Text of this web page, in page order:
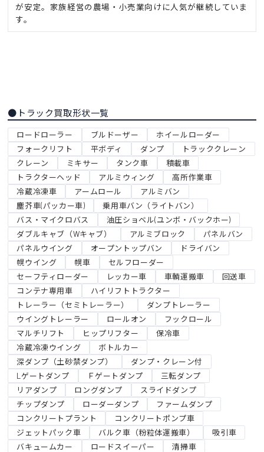
が安定。家族経営の農場・小売業向けに人気が継続していま
す。
●トラック買取形状一覧
ロードローラー ブルドーザー
ホイールローダー
フォークリフト
平ボディ ダンプ
トラッククレーン
クレーン
ミキサー タンク車
積載車
トラクターヘッド
アルミウィング
高所作業車
冷蔵冷凍車
アームロール
アルミバン
塵芥車(パッカー車)
乗用車バン（ライトバン）
バス・マイクロバス
油圧ショベル(ユンボ・バックホー)
ダブルキャブ（Wキャブ）
アルミブロック
パネルバン
パネルウイング
オープントップバン
ドライバン
幌ウイング
幌車
セルフローダー
セーフティローダー
レッカー車 車輌運搬車
回送車
コンテナ専用車
ハイリフトトラクター
トレーラー（セミトレーラー）
ダンプトレーラー
ウイングトレーラー
ロールオン
フックロール
マルチリフト
ヒップリフター
保冷車
冷蔵冷凍ウイング
ボトルカー
深ダンプ（土砂禁ダンプ）
ダンプ・クレーン付
Lゲートダンプ
Ｆゲートダンプ
三転ダンプ
リアダンプ
ロングダンプ
スライドダンプ
チップダンプ
ローダーダンプ
ファームダンプ
コンクリートプラント
コンクリートポンプ車
ジェットパック車
バルク車（粉粒体運搬車）
吸引車
バキュームカー
ロードスイーパー
清掃車